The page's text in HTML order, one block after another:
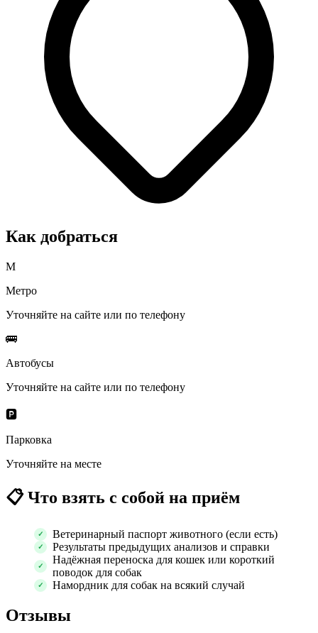
Как добраться
М
Метро
Уточняйте на сайте или по телефону
🚌
Автобусы
Уточняйте на сайте или по телефону
🅿️
Парковка
Уточняйте на месте
📋Что взять с собой на приём
Ветеринарный паспорт животного (если есть)
Результаты предыдущих анализов и справки
Надёжная переноска для кошек или короткий
поводок для собак
Намордник для собак на всякий случай
Отзывы